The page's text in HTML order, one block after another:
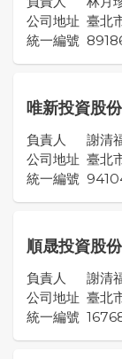
公司地址 臺北
統一編號
唯新投資股
負責人
謝清
公司地址 臺北
統一編號
順晟投資股
負責人
謝清
公司地址 臺北
統一編號